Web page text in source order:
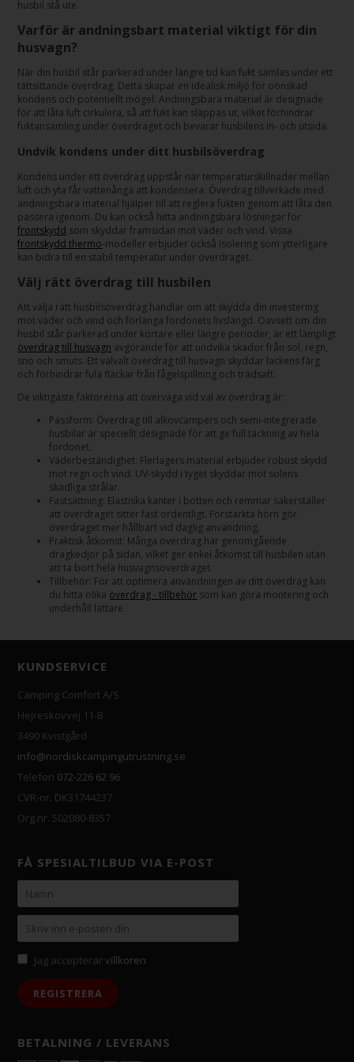
husbil stå ute.
Varför är andningsbart material viktigt för din
husvagn?
När din husbil står parkerad under längre tid kan fukt samlas under ett
tättsittande överdrag. Detta skapar en idealisk miljö för oönskad
kondens och potentiellt mögel. Andningsbara material är designade
för att låta luft cirkulera, så att fukt kan släppas ut, vilket förhindrar
fuktansamling under överdraget och bevarar husbilens in- och utsida.
Undvik kondens under ditt husbilsöverdrag
Kondens under ett överdrag uppstår när temperaturskillnader mellan
luft och yta får vattenånga att kondensera. Överdrag tillverkade med
andningsbara material hjälper till att reglera fukten genom att låta den
passera igenom. Du kan också hitta andningsbara lösningar för
frontskydd som skyddar framsidan mot väder och vind. Vissa
frontskydd thermo-modeller erbjuder också isolering som ytterligare
kan bidra till en stabil temperatur under överdraget.
Välj rätt överdrag till husbilen
Att välja rätt husbilsöverdrag handlar om att skydda din investering
mot väder och vind och förlänga fordonets livslängd. Oavsett om din
husbil står parkerad under kortare eller längre perioder, är ett lämpligt
överdrag till husvagn avgörande för att undvika skador från sol, regn,
snö och smuts. Ett välvalt överdrag till husvagn skyddar lackens färg
och förhindrar fula fläckar från fågelspillning och trädsaft.
De viktigaste faktorerna att överväga vid val av överdrag är:
Passform: Överdrag till alkovcampers och semi-integrerade
husbilar är speciellt designade för att ge full täckning av hela
fordonet.
Väderbeständighet: Flerlagers material erbjuder robust skydd
mot regn och vind. UV-skydd i tyget skyddar mot solens
skadliga strålar.
Fastsättning: Elastiska kanter i botten och remmar säkerställer
att överdraget sitter fast ordentligt. Förstärkta hörn gör
överdraget mer hållbart vid daglig användning.
Praktisk åtkomst: Många överdrag har genomgående
dragkedjor på sidan, vilket ger enkel åtkomst till husbilen utan
att ta bort hela husvagnsöverdraget.
Tillbehör: För att optimera användningen av ditt överdrag kan
du hitta olika överdrag - tillbehör som kan göra montering och
underhåll lättare.
KUNDSERVICE
Camping Comfort A/S
Hejreskovvej 11-B
3490 Kvistgård
info@nordiskcampingutrustning.se
Telefon 072-226 62 96
CVR-nr. DK31744237
Org.nr. 502080-8357
FÅ SPESIALTILBUD VIA E-POST
Jag accepterarvillkoren
BETALNING / LEVERANS